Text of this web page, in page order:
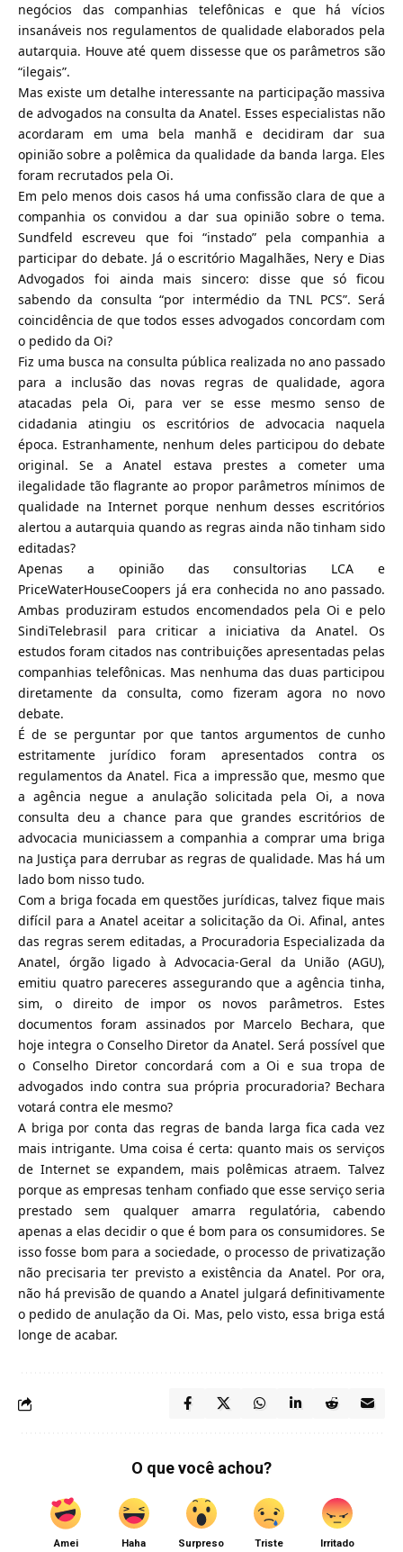
negócios das companhias telefônicas e que há vícios
insanáveis nos regulamentos de qualidade elaborados pela
autarquia. Houve até quem dissesse que os parâmetros são
“ilegais”.
Mas existe um detalhe interessante na participação massiva
de advogados na consulta da Anatel. Esses especialistas não
acordaram em uma bela manhã e decidiram dar sua
opinião sobre a polêmica da qualidade da banda larga. Eles
foram recrutados pela Oi.
Em pelo menos dois casos há uma confissão clara de que a
companhia os convidou a dar sua opinião sobre o tema.
Sundfeld escreveu que foi “instado” pela companhia a
participar do debate. Já o escritório Magalhães, Nery e Dias
Advogados foi ainda mais sincero: disse que só ficou
sabendo da consulta “por intermédio da TNL PCS”. Será
coincidência de que todos esses advogados concordam com
o pedido da Oi?
Fiz uma busca na consulta pública realizada no ano passado
para a inclusão das novas regras de qualidade, agora
atacadas pela Oi, para ver se esse mesmo senso de
cidadania atingiu os escritórios de advocacia naquela
época. Estranhamente, nenhum deles participou do debate
original. Se a Anatel estava prestes a cometer uma
ilegalidade tão flagrante ao propor parâmetros mínimos de
qualidade na Internet porque nenhum desses escritórios
alertou a autarquia quando as regras ainda não tinham sido
editadas?
Apenas a opinião das consultorias LCA e
PriceWaterHouseCoopers já era conhecida no ano passado.
Ambas produziram estudos encomendados pela Oi e pelo
SindiTelebrasil para criticar a iniciativa da Anatel. Os
estudos foram citados nas contribuições apresentadas pelas
companhias telefônicas. Mas nenhuma das duas participou
diretamente da consulta, como fizeram agora no novo
debate.
É de se perguntar por que tantos argumentos de cunho
estritamente jurídico foram apresentados contra os
regulamentos da Anatel. Fica a impressão que, mesmo que
a agência negue a anulação solicitada pela Oi, a nova
consulta deu a chance para que grandes escritórios de
advocacia municiassem a companhia a comprar uma briga
na Justiça para derrubar as regras de qualidade. Mas há um
lado bom nisso tudo.
Com a briga focada em questões jurídicas, talvez fique mais
difícil para a Anatel aceitar a solicitação da Oi. Afinal, antes
das regras serem editadas, a Procuradoria Especializada da
Anatel, órgão ligado à Advocacia-Geral da União (AGU),
emitiu quatro pareceres assegurando que a agência tinha,
sim, o direito de impor os novos parâmetros. Estes
documentos foram assinados por Marcelo Bechara, que
hoje integra o Conselho Diretor da Anatel. Será possível que
o Conselho Diretor concordará com a Oi e sua tropa de
advogados indo contra sua própria procuradoria? Bechara
votará contra ele mesmo?
A briga por conta das regras de banda larga fica cada vez
mais intrigante. Uma coisa é certa: quanto mais os serviços
de Internet se expandem, mais polêmicas atraem. Talvez
porque as empresas tenham confiado que esse serviço seria
prestado sem qualquer amarra regulatória, cabendo
apenas a elas decidir o que é bom para os consumidores. Se
isso fosse bom para a sociedade, o processo de privatização
não precisaria ter previsto a existência da Anatel. Por ora,
não há previsão de quando a Anatel julgará definitivamente
o pedido de anulação da Oi. Mas, pelo visto, essa briga está
longe de acabar.
O que você achou?
Amei Haha Surpreso Triste Irritado